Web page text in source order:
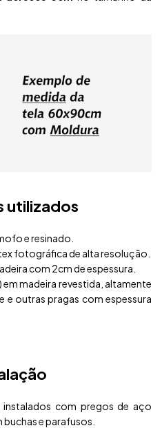
utilizados
e resinado.
fotográfica de alta resolução.
com 2cm de espessura.
madeira revestida, altamente
e outras pragas com espessura
com pregos de aço
e parafusos.